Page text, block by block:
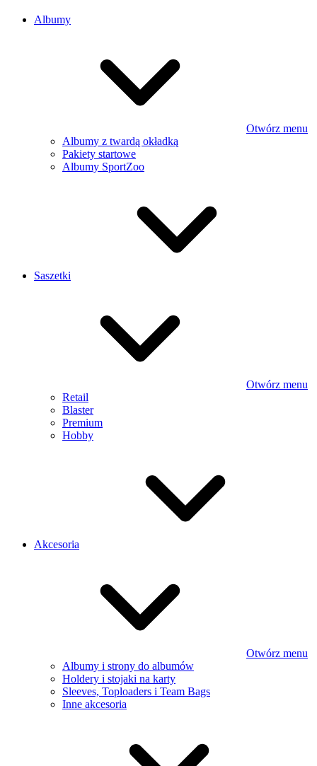
Albumy
Otwórz menu
Albumy z twardą okładką
Pakiety startowe
Albumy SportZoo
Saszetki
Otwórz menu
Retail
Blaster
Premium
Hobby
Akcesoria
Otwórz menu
Albumy i strony do albumów
Holdery i stojaki na karty
Sleeves, Toploaders i Team Bags
Inne akcesoria